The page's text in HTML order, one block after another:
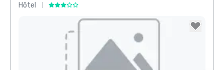
Hôtel